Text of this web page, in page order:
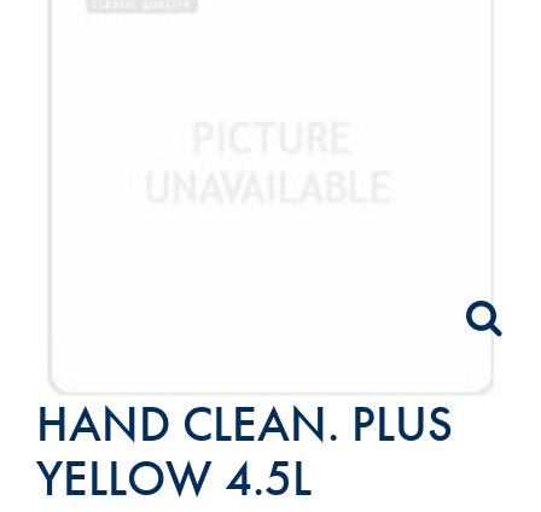
HAND CLEAN. PLUS
YELLOW 4.5L